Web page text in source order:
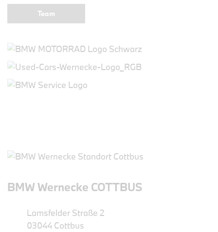
Team
BMW Wernecke COTTBUS
Lamsfelder Straße 2
03044 Cottbus